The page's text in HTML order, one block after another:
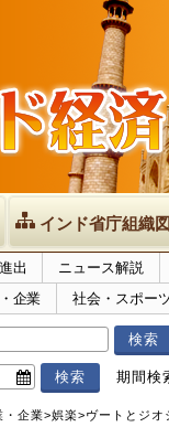
インド省庁組織図
出 ニュース解説
企業
社会・スポー
期間検
・企業>娯楽>ヴートとジオ